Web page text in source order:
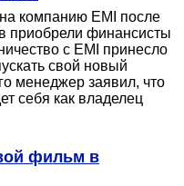
компанию EMI после
приобрели финансисты
с EMI принесло
свой новый
менеджер заявил, что
себя как владелец
фильм в